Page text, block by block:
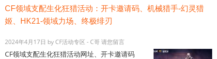
CF领域支配生化狂猎活动：开卡邀请码、机械猎手-幻灵猎
姬、HK21-领域力场、终极绯刃
2024年4月17日 byCF活动专区 - C哥请您留言
CF领域支配生化狂猎活动网址、开卡邀请码